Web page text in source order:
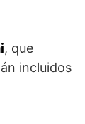
, que
incluidos